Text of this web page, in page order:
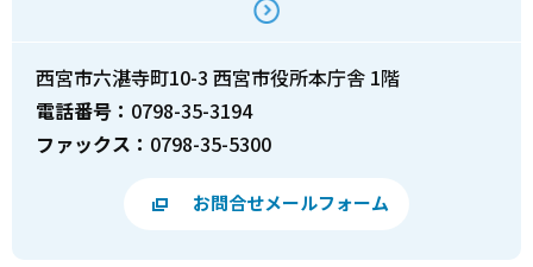
西宮市六湛寺町10-3 西宮市役所本庁舎 1階
電話番号： 0798-35-3194
ファックス： 0798-35-5300
お問合せメールフォーム